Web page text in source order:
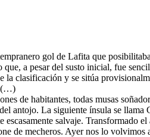
gol de Lafita que
a pesar del susto inicial, fue
la clasificación y se sitúa
(…)
de habitantes, todas musas
antojo. La siguiente ínsula se llama
salvaje. Transformado
de mecheros. Ayer nos lo volvimos